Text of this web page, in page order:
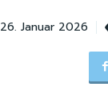
26. Januar 2026